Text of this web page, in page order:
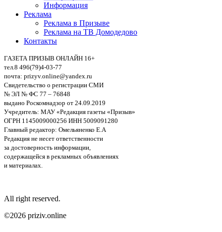
Информация
Реклама
Реклама в Призыве
Реклама на ТВ Домодедово
Контакты
ГАЗЕТА ПРИЗЫВ ОНЛАЙН 16+
тел.8 496(79)4-03-77
почта: prizyv.online@yandex.ru
Свидетельство о регистрации СМИ
№ ЭЛ № ФС 77 – 76848
выдано Роскомнадзор от 24.09.2019
Учредитель: МАУ «Редакция газеты «Призыв»
ОГРН 1145009000256 ИНН 5009091280
Главный редактор: Омельяненко Е.А
Редакция не несет ответственности
за достоверность информации,
содержащейся в рекламных объявлениях
и материалах.
All right reserved.
©2026 priziv.online